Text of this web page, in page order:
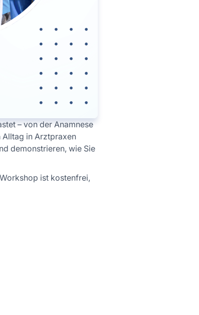
– von der Anamnese
Alltag in Arztpraxen
demonstrieren, wie Sie
ist kostenfrei,